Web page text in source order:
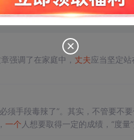
强调了在家庭中， 丈夫应当坚定站
须手段毒辣了”。其实，不管要不
一个 人想要取得一定的成绩，“度量